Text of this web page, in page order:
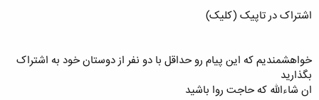
اشتراک در تاپیک (کلیک)
خواهشمندیم که این پیام رو حداقل با دو نفر از دوستان خود به اشتراک
بگذارید
ان شاءالله که حاجت روا باشید